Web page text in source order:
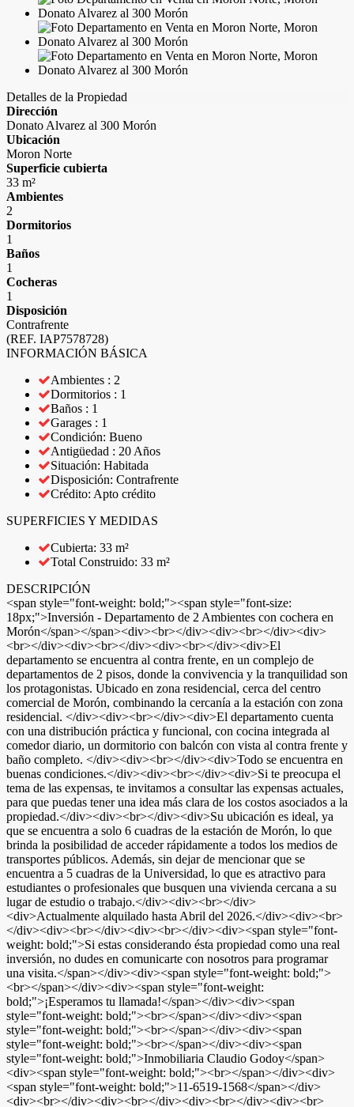
Detalles de la Propiedad
Dirección
Donato Alvarez al 300 Morón
Ubicación
Moron Norte
Superficie cubierta
33 m²
Ambientes
2
Dormitorios
1
Baños
1
Cocheras
1
Disposición
Contrafrente
(REF. IAP7578728)
INFORMACIÓN BÁSICA
Ambientes : 2
Dormitorios : 1
Baños : 1
Garages : 1
Condición: Bueno
Antigüedad : 20 Años
Situación: Habitada
Disposición: Contrafrente
Crédito: Apto crédito
SUPERFICIES Y MEDIDAS
Cubierta: 33 m²
Total Construido: 33 m²
DESCRIPCIÓN
<span style="font-weight: bold;"><span style="font-size:
18px;">Inversión - Departamento de 2 Ambientes con cochera en
Morón</span></span><div><br></div><div><br></div><div>
<br></div><div><br></div><div><br></div><div>El
departamento se encuentra al contra frente, en un complejo de
departamentos de 2 pisos, donde la convivencia y la tranquilidad son
los protagonistas. Ubicado en zona residencial, cerca del centro
comercial de Morón, combinando la cercanía a la estación con zona
residencial. </div><div><br></div><div>El departamento cuenta
con una distribución práctica y funcional, con cocina integrada al
comedor diario, un dormitorio con balcón con vista al contra frente y
baño completo. </div><div><br></div><div>Todo se encuentra en
buenas condiciones.</div><div><br></div><div>Si te preocupa el
tema de las expensas, te invitamos a consultar las expensas actuales,
para que puedas tener una idea más clara de los costos asociados a la
propiedad.</div><div><br></div><div>Su ubicación es ideal, ya
que se encuentra a solo 6 cuadras de la estación de Morón, lo que
brinda la posibilidad de acceder rápidamente a todos los medios de
transportes públicos. Además, sin dejar de mencionar que se
encuentra a 5 cuadras de la Universidad, lo que es atractivo para
estudiantes o profesionales que busquen una vivienda cercana a su
lugar de estudio o trabajo.</div><div><br></div>
<div>Actualmente alquilado hasta Abril del 2026.</div><div><br>
</div><div><br></div><div><br></div><div><span style="font-
weight: bold;">Si estas considerando ésta propiedad como una real
inversión, no dudes en comunicarte con nosotros para programar
una visita.</span></div><div><span style="font-weight: bold;">
<br></span></div><div><span style="font-weight:
bold;">¡Esperamos tu llamada!</span></div><div><span
style="font-weight: bold;"><br></span></div><div><span
style="font-weight: bold;"><br></span></div><div><span
style="font-weight: bold;"><br></span></div><div><span
style="font-weight: bold;">Inmobiliaria Claudio Godoy</span>
<div><span style="font-weight: bold;"><br></span></div><div>
<span style="font-weight: bold;">11-6519-1568</span></div>
<div><br></div><div><br></div><div><br></div><div><br>